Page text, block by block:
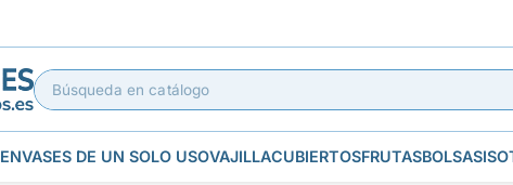
ENVASES DE UN SOLO USOVAJILLACUBIERTOSFRUTASBOLSAS